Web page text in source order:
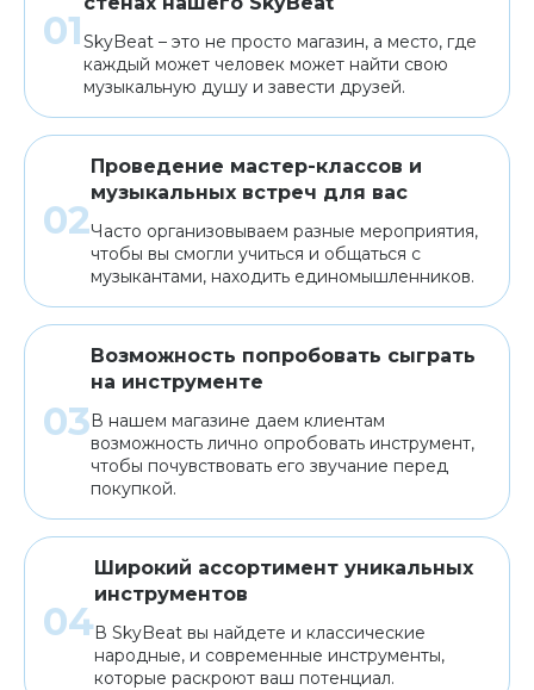
SkyBeat – это не просто магазин, а место, где
каждый может человек может найти свою
музыкальную душу и завести друзей.
Проведение мастер-классов и
музыкальных встреч для вас
Часто организовываем разные мероприятия,
чтобы вы смогли учиться и общаться с
музыкантами, находить единомышленников.
Возможность попробовать сыграть
на инструменте
В нашем магазине даем клиентам
возможность лично опробовать инструмент,
чтобы почувствовать его звучание перед
покупкой.
Широкий ассортимент уникальных
инструментов
В SkyBeat вы найдете и классические
народные, и современные инструменты,
которые раскроют ваш потенциал.